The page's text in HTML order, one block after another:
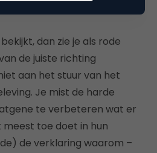
dan zie je als rode
de juiste richting
aan het stuur van het
Je mist de harde
te verbeteren wat er
toe doet in hun
de verklaring waarom –